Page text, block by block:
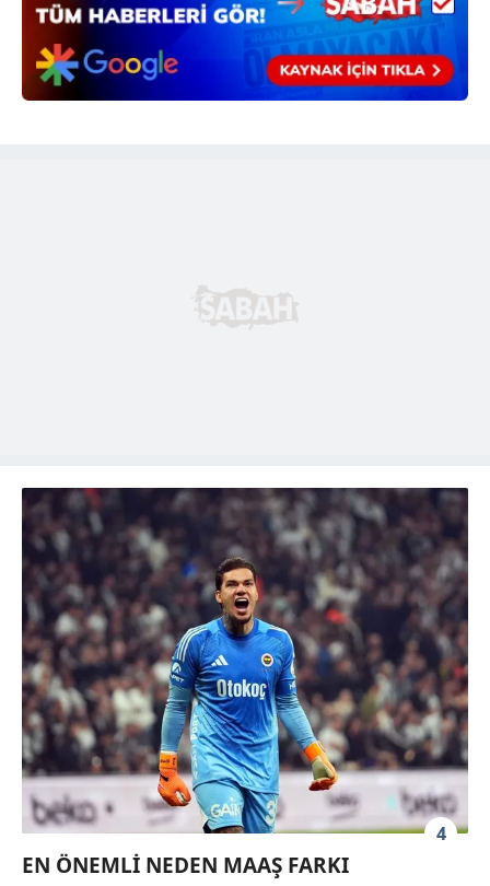
Çerezlere ilişkin tercihlerinizi aşağıda yer alan panel
vasıtasıyla belirleyebilirsiniz. Çerezlere ilişkin detaylı bilgi
için Ayarlar butonuna tıklayabilir,
Çerez Bilgilendirme
4
EN ÖNEMLİ NEDEN MAAŞ FARKI